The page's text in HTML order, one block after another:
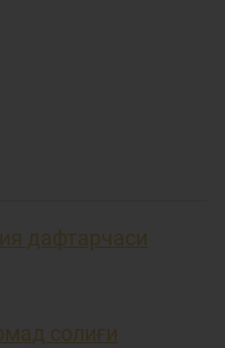
дафтарчаси
солиғи